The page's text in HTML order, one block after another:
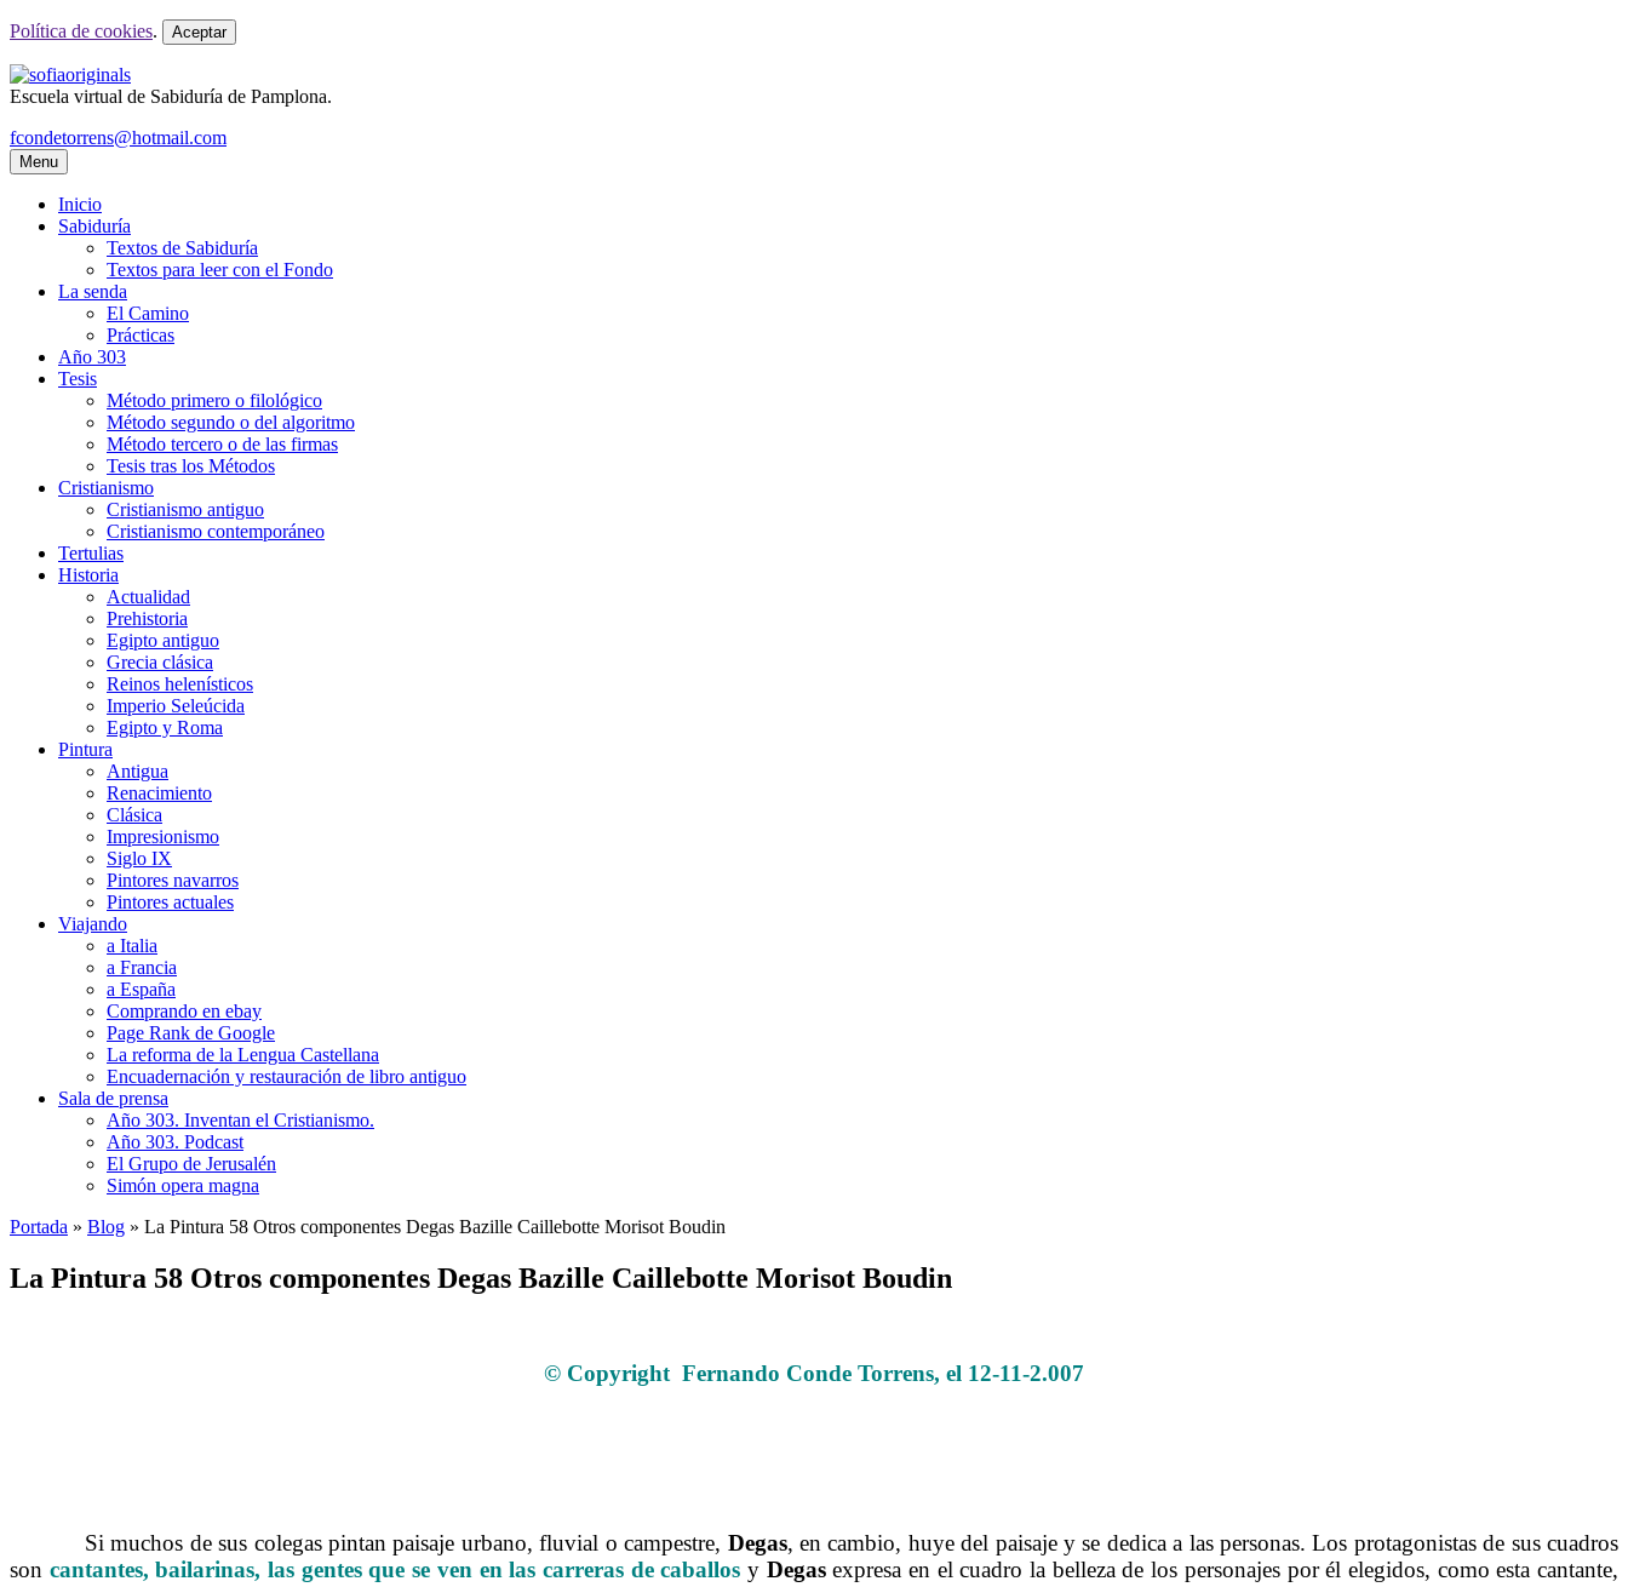
Política de cookies. Aceptar
Escuela virtual de Sabiduría de Pamplona.
fcondetorrens@hotmail.com
Menu
Inicio
Sabiduría
Textos de Sabiduría
Textos para leer con el Fondo
La senda
El Camino
Prácticas
Año 303
Tesis
Método primero o filológico
Método segundo o del algoritmo
Método tercero o de las firmas
Tesis tras los Métodos
Cristianismo
Cristianismo antiguo
Cristianismo contemporáneo
Tertulias
Historia
Actualidad
Prehistoria
Egipto antiguo
Grecia clásica
Reinos helenísticos
Imperio Seleúcida
Egipto y Roma
Pintura
Antigua
Renacimiento
Clásica
Impresionismo
Siglo IX
Pintores navarros
Pintores actuales
Viajando
a Italia
a Francia
a España
Comprando en ebay
Page Rank de Google
La reforma de la Lengua Castellana
Encuadernación y restauración de libro antiguo
Sala de prensa
Año 303. Inventan el Cristianismo.
Año 303. Podcast
El Grupo de Jerusalén
Simón opera magna
Portada » Blog » La Pintura 58 Otros componentes Degas Bazille Caillebotte Morisot Boudin
La Pintura 58 Otros componentes Degas Bazille Caillebotte Morisot Boudin
© Copyright Fernando Conde Torrens, el 12-11-2.007
Si muchos de sus colegas pintan paisaje urbano, fluvial o campestre, Degas, en cambio, huye del paisaje y se dedica a las personas. Los protagonistas de sus cuadros
son cantantes, bailarinas, las gentes que se ven en las carreras de caballos y Degasexpresa en el cuadro la belleza de los personajes por él elegidos, como esta cantante,